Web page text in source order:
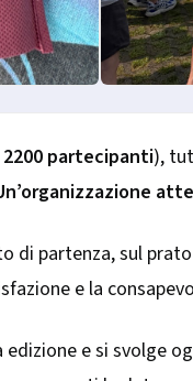
partecipanti),
di partenza, sul
e la
e si svolge